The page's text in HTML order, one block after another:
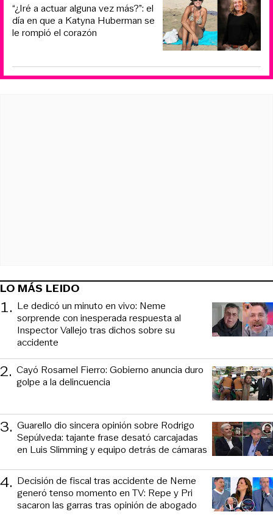
“¿Iré a actuar alguna vez más?”: el
día en que a Katyna Huberman se
le rompió el corazón
LO MÁS LEIDO
1. Le dedicó un minuto en vivo: Neme
sorprende con inesperada respuesta al
Inspector Vallejo tras dichos sobre su
accidente
2. Cayó Rosamel Fierro: Gobierno anuncia duro
golpe a la delincuencia
3. Guarello dio sincera opinión sobre Rodrigo
Sepúlveda: tajante frase desató carcajadas
en Luis Slimming y equipo detrás de cámaras
4. Decisión de fiscal tras accidente de Neme
generó tenso momento en TV: Repe y Pri
sacaron las garras tras opinión de abogado